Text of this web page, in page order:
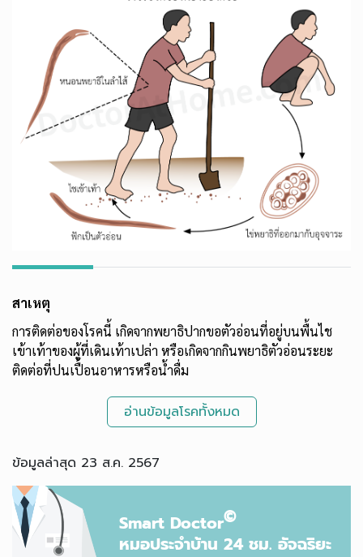
สาเหตุ
การติดต่อของโรคนี้ เกิดจากพยาธิปากขอตัวอ่อนที่อยู่บนพื้นไช
เข้าเท้าของผู้ที่เดินเท้าเปล่า หรือเกิดจากกินพยาธิตัวอ่อนระยะ
ติดต่อที่ปนเปื้อนอาหารหรือน้ำดื่ม
อ่านข้อมูลโรคทั้งหมด
ข้อมูลล่าสุด 23 ส.ค. 2567
Smart Doctor©
หมอประจำบ้าน 24 ชม. อัจฉริยะ